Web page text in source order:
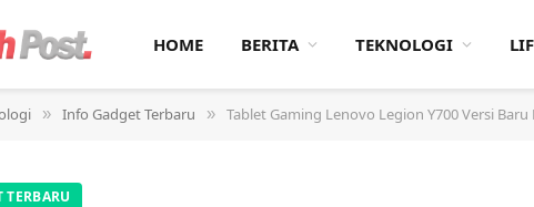
HOME BERITA TEKNOLOGI
» Info Gadget Terbaru » Tablet Gaming Lenovo Legion Y700 Versi